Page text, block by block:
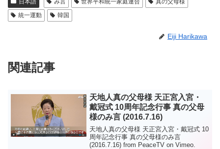
日本語 み言 世界平和統一家庭連合
真の父母様
統一運動
韓国
Eiji Harikawa
関連記事
天地人真の父母様 天正宮入宮・
戴冠式 10周年記念行事 真の父母
様のみ言 (2016.7.16)
天地人真の父母様 天正宮入宮・戴冠式 10
周年記念行事 真の父母様のみ言
(2016.7.16) from PeaceTV on Vimeo.